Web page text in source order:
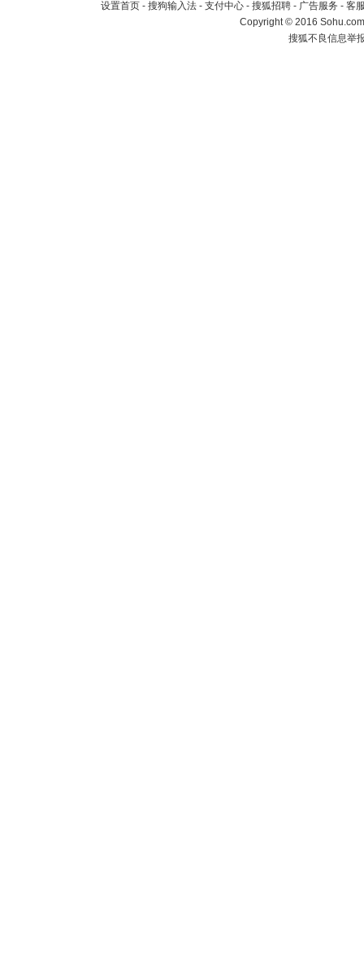
设置首页 - 搜狗输入法 - 支付中心 - 搜狐招聘 - 广告服务 - 客
Copyright©2016
搜狐不良信息举